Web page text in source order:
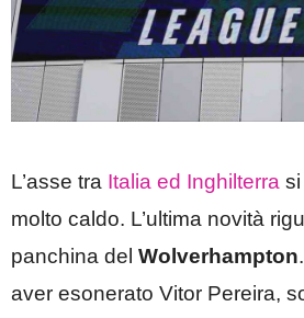
L’asse tra Italia ed Inghilterra
molto caldo. L’ultima novità
panchina del Wolverhampton
aver esonerato Vitor Pereira,